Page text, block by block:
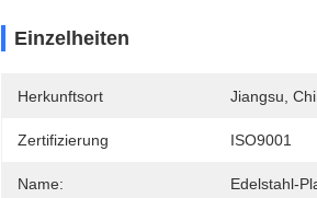
Einzelheiten
Herkunftsort Jiangsu,
Zertifizierung ISO9001
Name: Edelstahl-